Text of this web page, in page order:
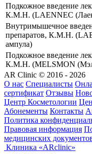
Подкожное введение
К.М.Н. (LAENNEC
Внутримышечное
препаратов, К.М.Н.
ампула)
Подкожное введение
К.М.Н. (MELSMON
AR Clinic © 2016 - 2026
О нас Специалисты
сертификат Отзывы
Центр Косметологии
Абонементы Контакты
Политика
Правовая информация
медицинских
Клиника «ARclinic»